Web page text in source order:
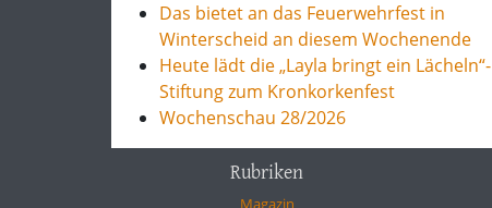
Das bietet an das Feuerwehrfest in
Winterscheid an diesem Wochenende
Heute lädt die „Layla bringt ein Lächeln“-
Stiftung zum Kronkorkenfest
Wochenschau 28/2026
Rubriken
Magazin